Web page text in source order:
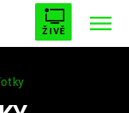
ŽIVĚ
UPÍRŮ